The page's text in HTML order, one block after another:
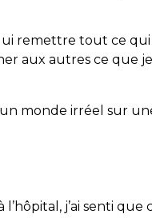
lui remettre tout ce
aux autres ce que je
un monde irréel sur
j’ai senti que